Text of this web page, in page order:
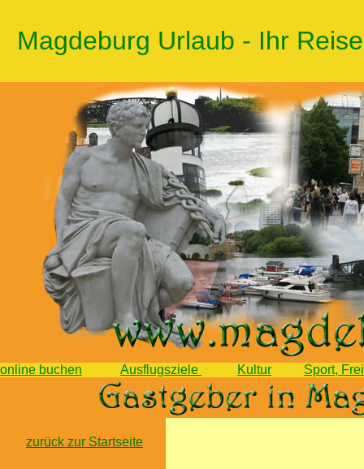
Magdeburg Urlaub - Ihr
online buchen Ausflugsziele Kultur Sport,
zurück zur Startseite